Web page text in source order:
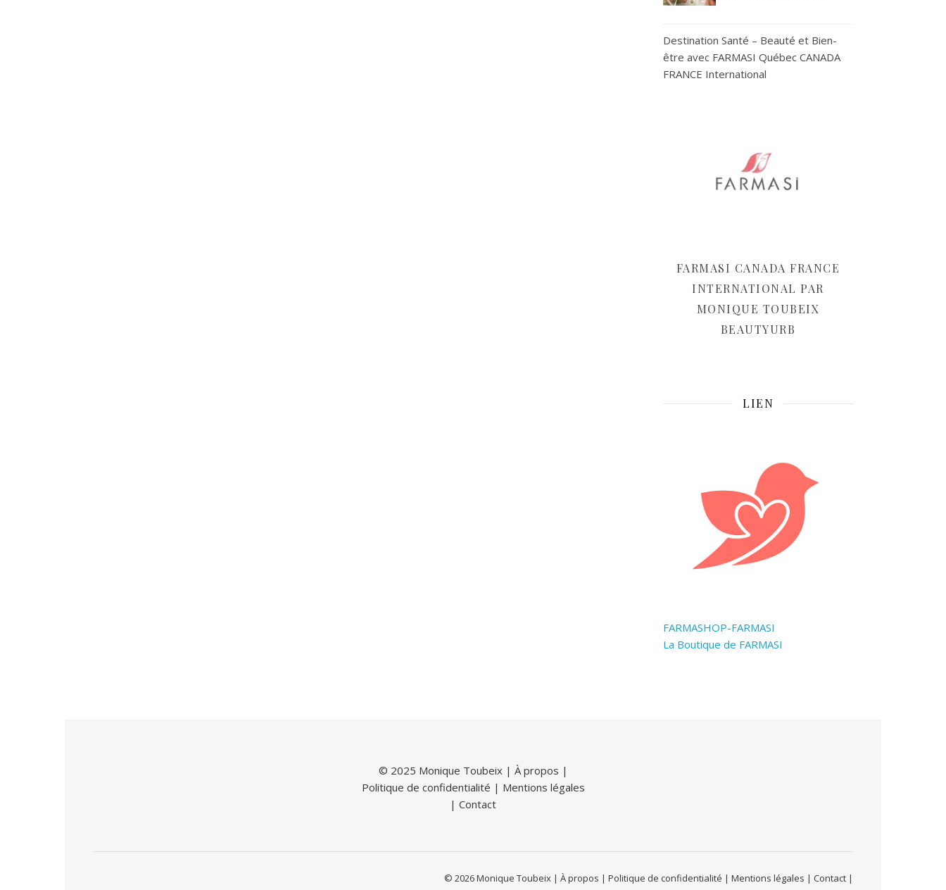
Destination Santé – Beauté et Bien-
être avec FARMASI Québec CANADA
FRANCE International
FARMASI CANADA FRANCE
INTERNATIONAL PAR
MONIQUE TOUBEIX
BEAUTYURB
LIEN
FARMASHOP-FARMASI
La Boutique de FARMASI
© 2025 Monique Toubeix | À propos |
Politique de confidentialité | Mentions légales
| Contact
© 2026 Monique Toubeix | À propos | Politique de confidentialité | Mentions légales | Contact |